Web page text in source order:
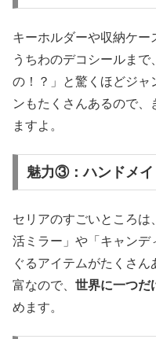
キーホルダーや収納ケ
うちわのデコシールま
の！？」と驚くほどジャ
ンもたくさんあるので、
ますよ。
魅力③：ハンドメイ
セリアのすごいところは
活ミラー」や「キャンデ
ぐるアイテムがたくさ
富なので、 世界に一つだ
めます。